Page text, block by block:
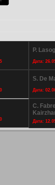
P.
Дата:
S. De
Дата:
C.
Дата: